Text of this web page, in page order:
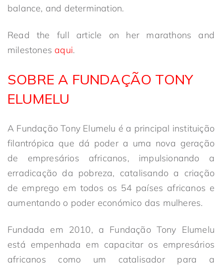
balance, and determination.
Read the full article on her marathons and
milestones aqui.
SOBRE A FUNDAÇÃO TONY
ELUMELU
A Fundação Tony Elumelu é a principal instituição
filantrópica que dá poder a uma nova geração
de empresários africanos, impulsionando a
erradicação da pobreza, catalisando a criação
de emprego em todos os 54 países africanos e
aumentando o poder económico das mulheres.
Fundada em 2010, a Fundação Tony Elumelu
está empenhada em capacitar os empresários
africanos como um catalisador para a